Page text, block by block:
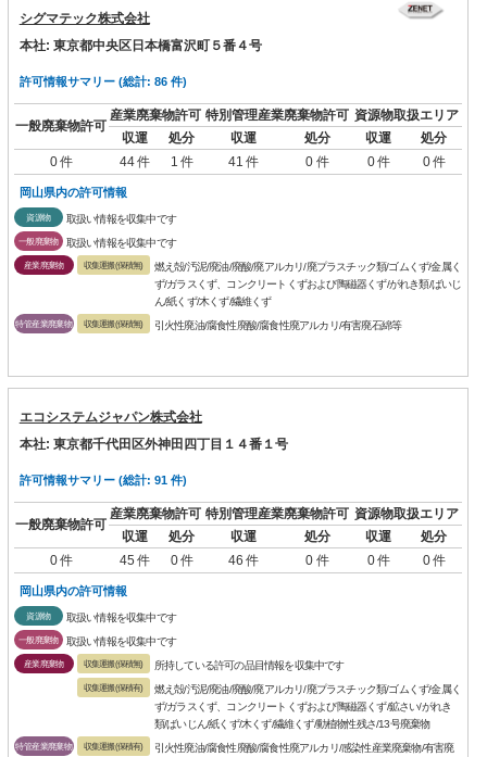
シグマテック株式会社
本社: 東京都中央区日本橋富沢町５番４号
許可情報サマリー (総計: 86 件)
一般廃棄物許可
産業廃棄物許可 特別管理産業廃棄物許可 資源物取扱エリア
収運
処分 収運 処分 収運
処分
0 件
44 件 1 件 41 件 0 件 0 件 0 件
岡山県内の許可情報
資源物 取扱い情報を収集中です
一般廃棄物 取扱い情報を収集中です
産業廃棄物 収集運搬(保積無)
燃え殻/汚泥/廃油/廃酸/廃アルカリ/廃プラスチック類/ゴムくず/金属く
ず/ガラスくず、コンクリートくずおよび陶磁器くず/がれき類/ばいじ
ん/紙くず/木くず/繊維くず
特管産業廃棄物 収集運搬(保積無) 引火性廃油/腐食性廃酸/腐食性廃アルカリ/有害廃石綿等
エコシステムジャパン株式会社
本社: 東京都千代田区外神田四丁目１４番１号
許可情報サマリー (総計: 91 件)
一般廃棄物許可
産業廃棄物許可 特別管理産業廃棄物許可 資源物取扱エリア
収運
処分 収運 処分 収運
処分
0 件
45 件 0 件 46 件 0 件 0 件 0 件
岡山県内の許可情報
資源物 取扱い情報を収集中です
一般廃棄物 取扱い情報を収集中です
産業廃棄物 収集運搬(保積無) 所持している許可の品目情報を収集中です
収集運搬(保積有)
燃え殻/汚泥/廃油/廃酸/廃アルカリ/廃プラスチック類/ゴムくず/金属く
ず/ガラスくず、コンクリートくずおよび陶磁器くず/鉱さい/がれき
類/ばいじん/紙くず/木くず/繊維くず/動植物性残さ/13号廃棄物
特管産業廃棄物 収集運搬(保積有)
引火性廃油/腐食性廃酸/腐食性廃アルカリ/感染性産業廃棄物/有害廃